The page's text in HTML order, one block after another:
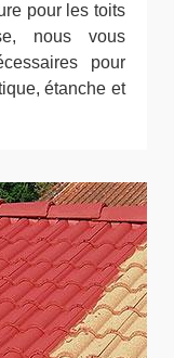
pour les toits
nous vous
pour
étanche et